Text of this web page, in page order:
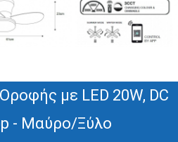
με LED 20W, DC
- Μαύρο/Ξύλο